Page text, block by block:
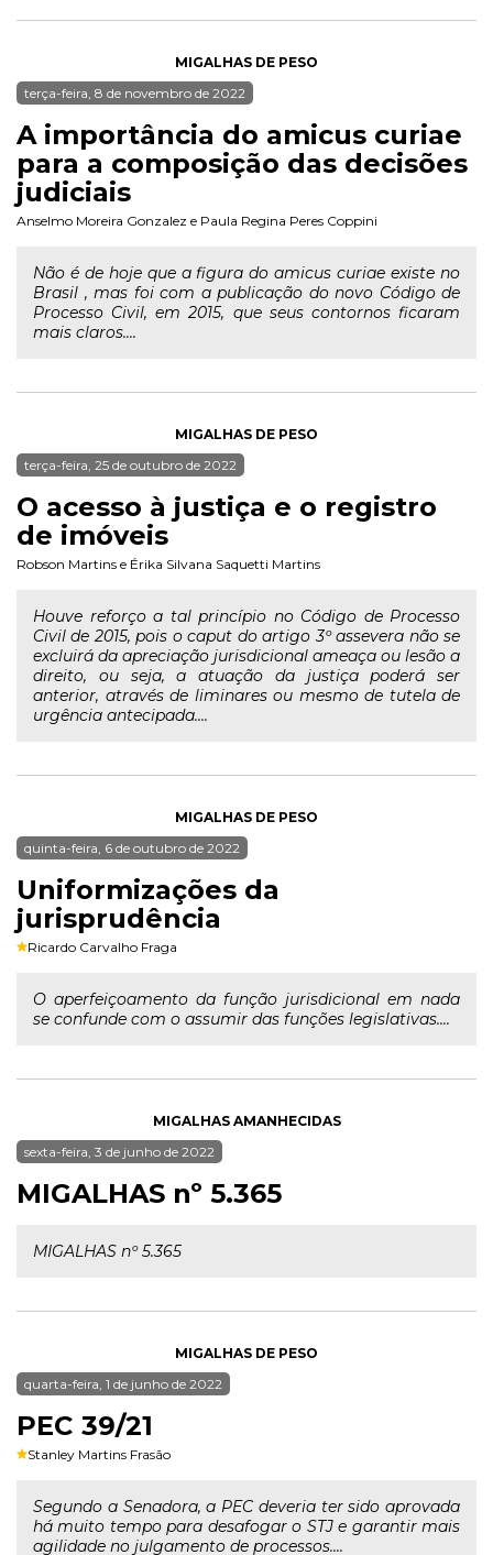
MIGALHAS DE PESO
terça-feira, 8 de novembro de 2022
A importância do amicus curiae
para a composição das decisões
judiciais
Anselmo Moreira Gonzalez e Paula Regina Peres Coppini
Não é de hoje que a figura do amicus curiae existe no
Brasil , mas foi com a publicação do novo Código de
Processo Civil, em 2015, que seus contornos ficaram
mais claros....
MIGALHAS DE PESO
terça-feira, 25 de outubro de 2022
O acesso à justiça e o registro
de imóveis
Robson Martins e Érika Silvana Saquetti Martins
Houve reforço a tal princípio no Código de Processo
Civil de 2015, pois o caput do artigo 3º assevera não se
excluirá da apreciação jurisdicional ameaça ou lesão a
direito, ou seja, a atuação da justiça poderá ser
anterior, através de liminares ou mesmo de tutela de
urgência antecipada....
MIGALHAS DE PESO
quinta-feira, 6 de outubro de 2022
Uniformizações da
jurisprudência
Ricardo Carvalho Fraga
O aperfeiçoamento da função jurisdicional em nada
se confunde com o assumir das funções legislativas....
MIGALHAS AMANHECIDAS
sexta-feira, 3 de junho de 2022
MIGALHAS nº 5.365
MIGALHAS nº 5.365
MIGALHAS DE PESO
quarta-feira, 1 de junho de 2022
PEC 39/21
Stanley Martins Frasão
Segundo a Senadora, a PEC deveria ter sido aprovada
há muito tempo para desafogar o STJ e garantir mais
agilidade no julgamento de processos....